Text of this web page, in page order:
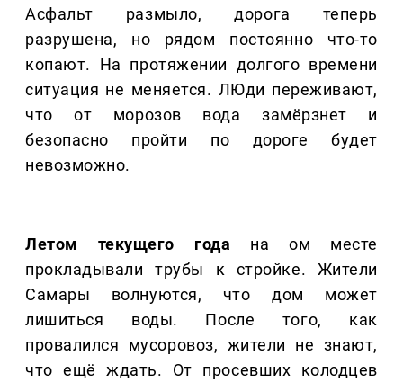
Асфальт размыло, дорога теперь
разрушена, но рядом постоянно что-то
копают. На протяжении долгого времени
ситуация не меняется. ЛЮди переживают,
что от морозов вода замёрзнет и
безопасно пройти по дороге будет
невозможно.
Летом текущего года на ом месте
прокладывали трубы к стройке. Жители
Самары волнуются, что дом может
лишиться воды. После того, как
провалился мусоровоз, жители не знают,
что ещё ждать. От просевших колодцев